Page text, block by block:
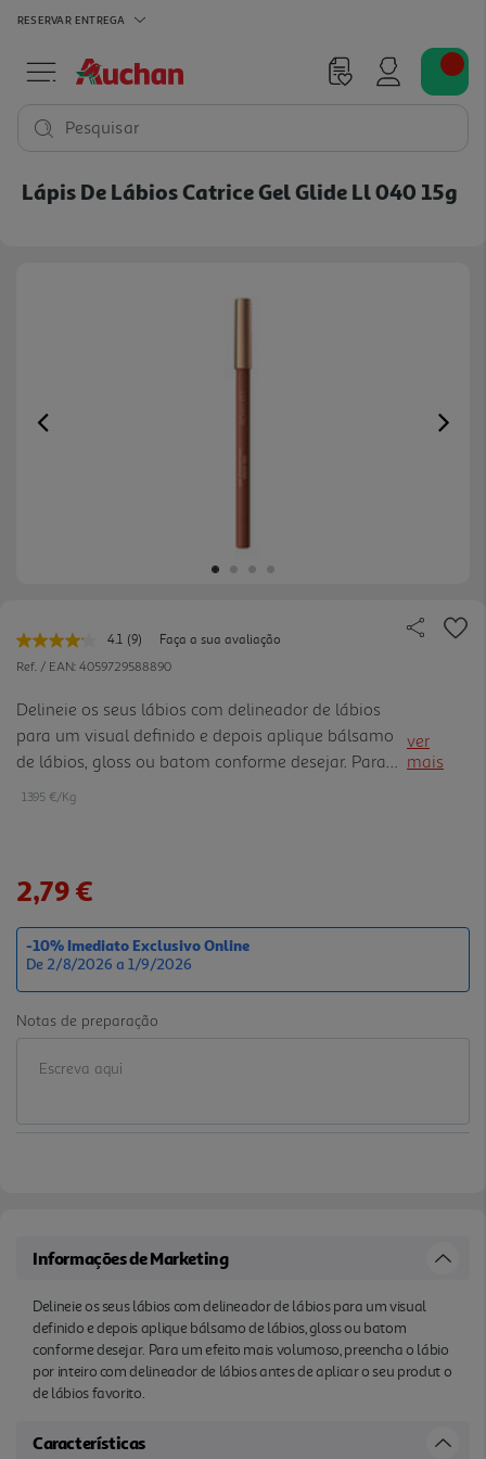
RESERVAR ENTREGA
Pesquisar
Lápis De Lábios Catrice Gel Glide Ll 040 15g
Previous
4.1 Leu
9
Link
para
a
mesma
página.
(9)
Faça a sua avaliação
Ref. / EAN: 4059729588890
Delineie os seus lábios com delineador de lábios
para um visual definido e depois aplique bálsamo
de lábios, gloss ou batom conforme desejar. Para
um efeito mais volumoso, preencha o lábio por
ver
mais
1395 €/Kg
2,79 €
-10% Imediato Exclusivo Online
De 2/8/2026 a 1/9/2026
Notas de preparação
Informações de Marketing
Delineie os seus lábios com delineador de lábios para um visual
definido e depois aplique bálsamo de lábios, gloss ou batom
conforme desejar. Para um efeito mais volumoso, preencha o lábio
por inteiro com delineador de lábios antes de aplicar o seu produt o
de lábios favorito.
Características